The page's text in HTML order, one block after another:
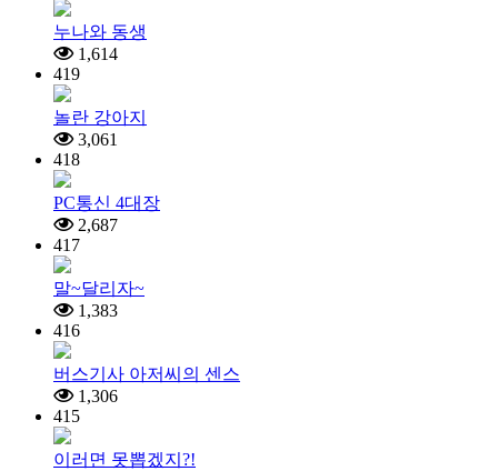
누나와 동생
1,614
419
놀란 강아지
3,061
418
PC통신 4대장
2,687
417
말~달리자~
1,383
416
버스기사 아저씨의 센스
1,306
415
이러면 못뽑겠지?!